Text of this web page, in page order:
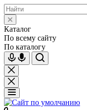
Каталог
По всему сайту
По каталогу